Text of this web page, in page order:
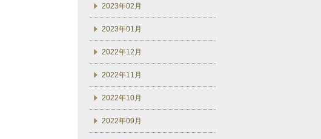
2023年02月
2023年01月
2022年12月
2022年11月
2022年10月
2022年09月